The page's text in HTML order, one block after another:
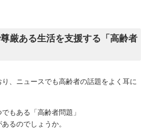
厳ある生活を支援する「高齢者
、ニュースでも高齢者の話題をよく耳に
もある「高齢者問題」
るのでしょうか。